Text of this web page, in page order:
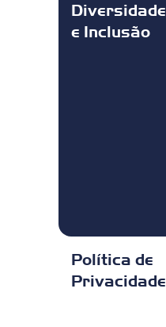
Diversidade
e Inclusão
Política de
Privacidade